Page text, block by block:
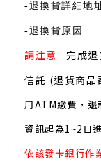
-退換貨詳細地
-退換貨原因
請注意 : 完成
信託 (退貨商品
用ATM繳費，退
資訊起為1~2日
依該發卡銀行作